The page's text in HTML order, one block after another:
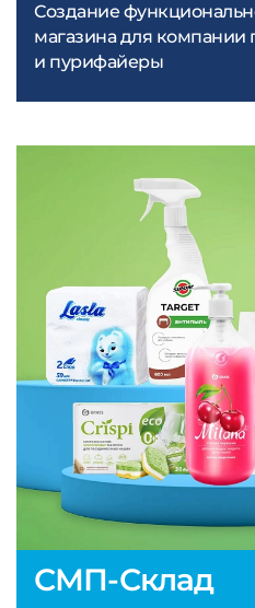
СМП-Склад
Создание
магазина для
и пурифайеры